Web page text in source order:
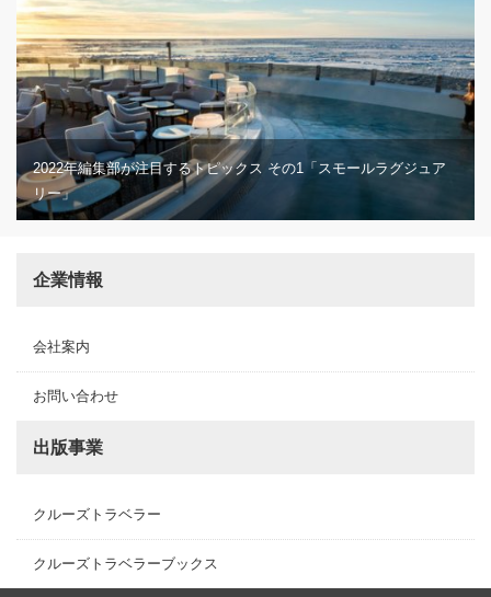
2022年編集部が注目するトピックス その1「スモールラグジュア
リー」
企業情報
会社案内
お問い合わせ
出版事業
クルーズトラベラー
クルーズトラベラーブックス